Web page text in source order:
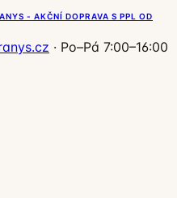
- AKČNÍ DOPRAVA S PPL OD
· Po–Pá 7:00–16:00